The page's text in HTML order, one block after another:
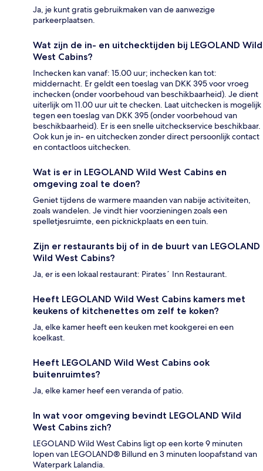
Ja, je kunt gratis gebruikmaken van de aanwezige
parkeerplaatsen.
Wat zijn de in- en uitchecktijden bij LEGOLAND Wild
West Cabins?
Inchecken kan vanaf: 15.00 uur; inchecken kan tot:
middernacht. Er geldt een toeslag van DKK 395 voor vroeg
inchecken (onder voorbehoud van beschikbaarheid). Je dient
uiterlijk om 11.00 uur uit te checken. Laat uitchecken is mogelijk
tegen een toeslag van DKK 395 (onder voorbehoud van
beschikbaarheid). Er is een snelle uitcheckservice beschikbaar.
Ook kun je in- en uitchecken zonder direct persoonlijk contact
en contactloos uitchecken.
Wat is er in LEGOLAND Wild West Cabins en
omgeving zoal te doen?
Geniet tijdens de warmere maanden van nabije activiteiten,
zoals wandelen. Je vindt hier voorzieningen zoals een
spelletjesruimte, een picknickplaats en een tuin.
Zijn er restaurants bij of in de buurt van LEGOLAND
Wild West Cabins?
Ja, er is een lokaal restaurant: Pirates´ Inn Restaurant.
Heeft LEGOLAND Wild West Cabins kamers met
keukens of kitchenettes om zelf te koken?
Ja, elke kamer heeft een keuken met kookgerei en een
koelkast.
Heeft LEGOLAND Wild West Cabins ook
buitenruimtes?
Ja, elke kamer heef een veranda of patio.
In wat voor omgeving bevindt LEGOLAND Wild
West Cabins zich?
LEGOLAND Wild West Cabins ligt op een korte 9 minuten
lopen van LEGOLAND® Billund en 3 minuten loopafstand van
Waterpark Lalandia.